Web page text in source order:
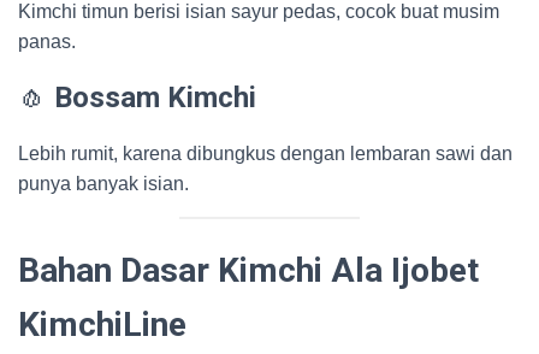
Kimchi timun berisi isian sayur pedas, cocok buat musim
panas.
🧄 Bossam Kimchi
Lebih rumit, karena dibungkus dengan lembaran sawi dan
punya banyak isian.
Bahan Dasar Kimchi Ala Ijobet
KimchiLine